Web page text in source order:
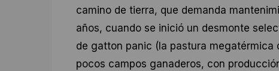
camino de tierra, que demanda
años, cuando se inició un desmonte
de gatton panic (la pastura megatérmica
pocos campos ganaderos, con